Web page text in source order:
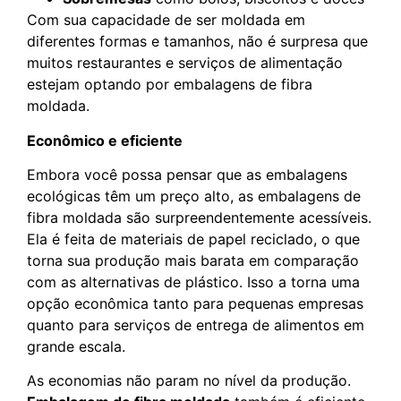
Com sua capacidade de ser moldada em
diferentes formas e tamanhos, não é surpresa que
muitos restaurantes e serviços de alimentação
estejam optando por embalagens de fibra
moldada.
Econômico e eficiente
Embora você possa pensar que as embalagens
ecológicas têm um preço alto, as embalagens de
fibra moldada são surpreendentemente acessíveis.
Ela é feita de materiais de papel reciclado, o que
torna sua produção mais barata em comparação
com as alternativas de plástico. Isso a torna uma
opção econômica tanto para pequenas empresas
quanto para serviços de entrega de alimentos em
grande escala.
As economias não param no nível da produção.